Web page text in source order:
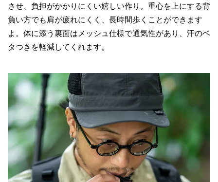
させ、負担がかかりにくい嬉しい作り。重心を上にする背
負い方でも肩が疲れにくく、長時間歩くことができます
よ。体に添う裏面はメッシュ仕様で通気性があり、汗のベ
タつきを軽減してくれます。